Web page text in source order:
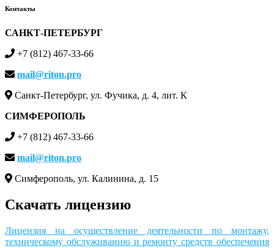
Контакты
САНКТ-ПЕТЕРБУРГ
+7 (812) 467-33-66
mail@riton.pro
Санкт-Петербург, ул. Фучика, д. 4, лит. К
СИМФЕРОПОЛЬ
+7 (812) 467-33-66
mail@riton.pro
Симферополь, ул. Калинина, д. 15
Скачать лицензию
Лицензия на осуществление деятельности по монтажу,
техническому обслуживанию и ремонту средств обеспечения